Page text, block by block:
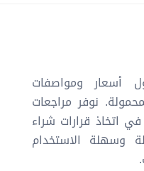
أسعار ومواصفات
نوفر مراجعات
اتخاذ قرارات شراء
وسهلة الاستخدام